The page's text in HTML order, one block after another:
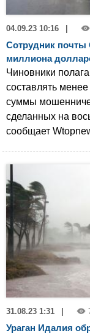
04.09.23 10:16
Сотрудник почты
миллиона
Чиновники
составлять
суммы
сделанных на
сообщает
31.08.23 1:31
Ураган Идалия